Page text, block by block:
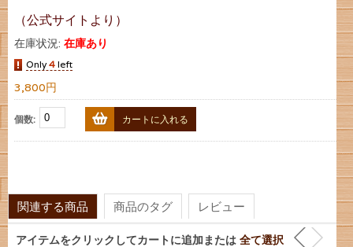
（公式サイトより）
在庫状況:在庫あり
Only4 left
3,800円
個数: カートに入れる
関連する商品 商品のタグ レビュー
アイテムをクリックしてカートに追加または 全て選択